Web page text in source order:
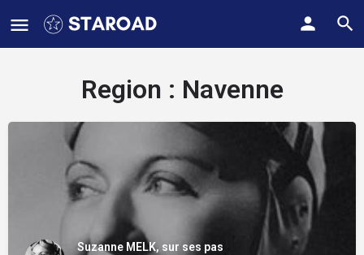
Region : Navenne
Suzanne MELK, sur ses pas